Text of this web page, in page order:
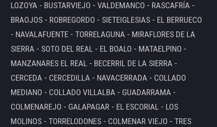
LOZOYA - BUSTARVIEJO - VALDEMANCO - RASCAFRÍA -
BRAOJOS - ROBREGORDO - SIETEIGLESIAS - EL BERRUECO
- NAVALAFUENTE - TORRELAGUNA - MIRAFLORES DE LA
SIERRA - SOTO DEL REAL - EL BOALO - MATAELPINO -
MANZANARES EL REAL - BECERRIL DE LA SIERRA -
CERCEDA - CERCEDILLA - NAVACERRADA - COLLADO
MEDIANO - COLLADO VILLALBA - GUADARRAMA -
COLMENAREJO - GALAPAGAR - EL ESCORIAL - LOS
MOLINOS - TORRELODONES - COLMENAR VIEJO - TRES